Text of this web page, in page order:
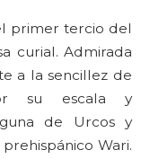
primer tercio del
curial. Admirada
a la sencillez de
su escala y
de Urcos y
Wari.